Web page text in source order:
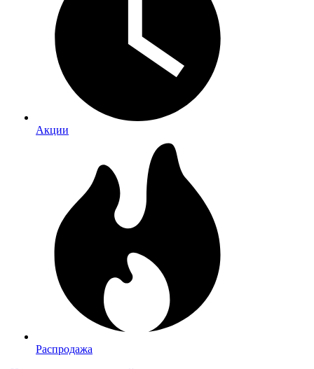
Акции
Распродажа